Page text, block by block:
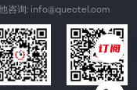
咨询: info@quectel.com